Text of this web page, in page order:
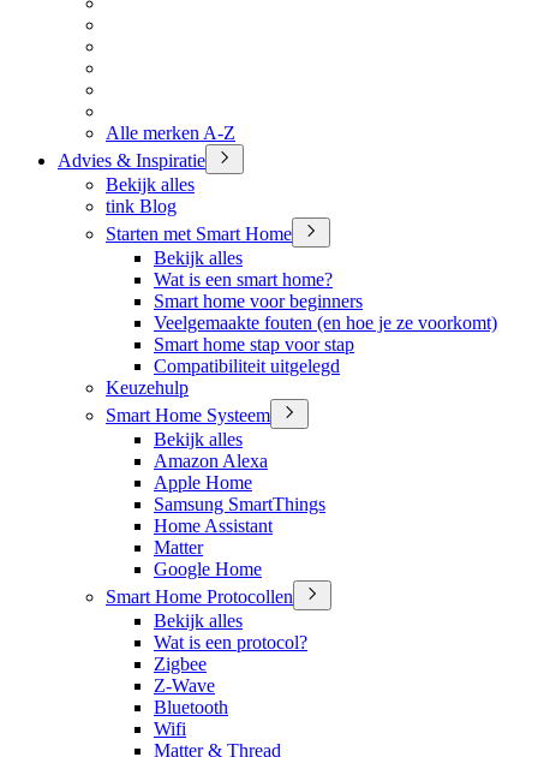
Alle merken A-Z
Advies & Inspiratie
Bekijk alles
tink Blog
Starten met Smart Home
Bekijk alles
Wat is een smart home?
Smart home voor beginners
Veelgemaakte fouten (en hoe je ze voorkomt)
Smart home stap voor stap
Compatibiliteit uitgelegd
Keuzehulp
Smart Home Systeem
Bekijk alles
Amazon Alexa
Apple Home
Samsung SmartThings
Home Assistant
Matter
Google Home
Smart Home Protocollen
Bekijk alles
Wat is een protocol?
Zigbee
Z-Wave
Bluetooth
Wifi
Matter & Thread